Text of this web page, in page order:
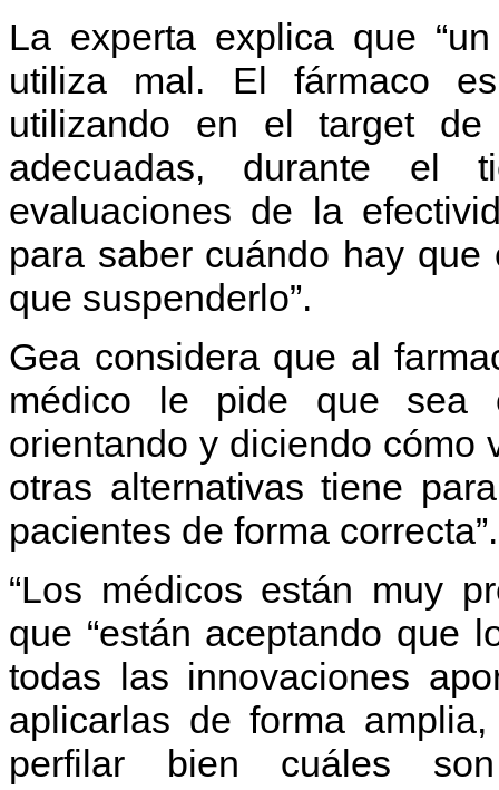
La experta explica que
utiliza mal. El fármaco
utilizando en el target
adecuadas, durante el
evaluaciones de la
para saber cuándo hay
que suspenderlo”.
Gea considera que al
médico le pide que sea
orientando y diciendo cómo
otras alternativas tiene
pacientes de forma correcta”.
“Los médicos están muy
que “están aceptando que
todas las innovaciones
aplicarlas de forma
perfilar bien cuáles